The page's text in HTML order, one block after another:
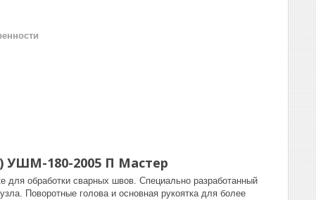
УШМ-180-2005 П Мастер
обработки сварных швов. Специально разработанный
Поворотные голова и основная рукоятка для более